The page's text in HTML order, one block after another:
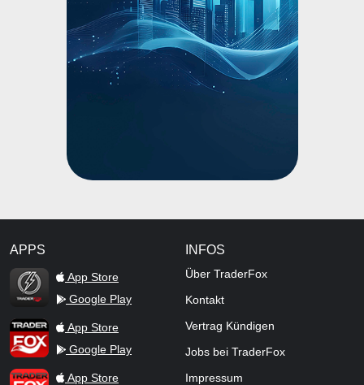
APPS
TraderFox Flash
App Store
Google Play
TraderFox AppApp Store
Google Play
TraderFox ProApp Store
INFOS
Über TraderFox
Kontakt
Vertrag Kündigen
Jobs bei TraderFox
Impressum